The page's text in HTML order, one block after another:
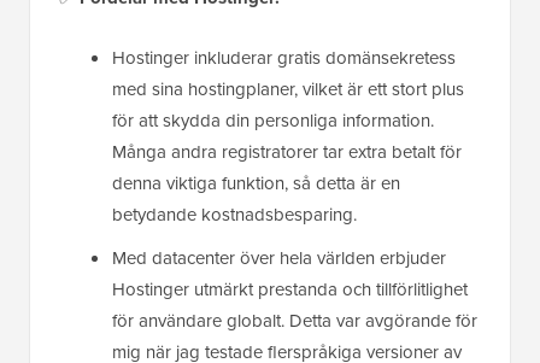
Hostinger inkluderar gratis domänsekretess
med sina hostingplaner, vilket är ett stort plus
för att skydda din personliga information.
Många andra registratorer tar extra betalt för
denna viktiga funktion, så detta är en
betydande kostnadsbesparing.
Med datacenter över hela världen erbjuder
Hostinger utmärkt prestanda och tillförlitlighet
för användare globalt. Detta var avgörande för
mig när jag testade flerspråkiga versioner av